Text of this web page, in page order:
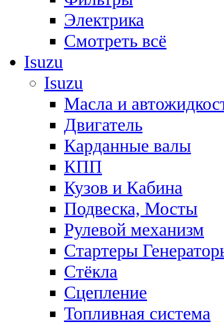
Электрика
Смотреть всё
Isuzu
Isuzu
Масла и
Двигатель
Карданные валы
КПП
Кузов и Кабина
Подвеска, Мосты
Рулевой механизм
Стартеры
Стёкла
Сцепление
Топливная система